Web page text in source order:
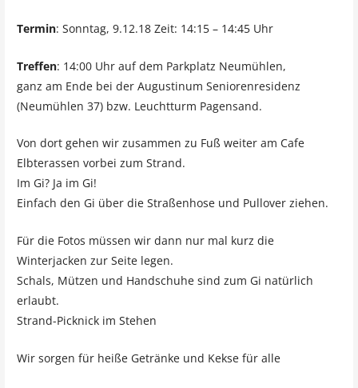
Termin: Sonntag, 9.12.18 Zeit: 14:15 – 14:45 Uhr
Treffen: 14:00 Uhr auf dem Parkplatz Neumühlen,
ganz am Ende bei der Augustinum Seniorenresidenz
(Neumühlen 37) bzw. Leuchtturm Pagensand.
Von dort gehen wir zusammen zu Fuß weiter am Cafe
Elbterassen vorbei zum Strand.
Im Gi? Ja im Gi!
Einfach den Gi über die Straßenhose und Pullover ziehen.
Für die Fotos müssen wir dann nur mal kurz die
Winterjacken zur Seite legen.
Schals, Mützen und Handschuhe sind zum Gi natürlich
erlaubt.
Strand-Picknick im Stehen
Wir sorgen für heiße Getränke und Kekse für alle